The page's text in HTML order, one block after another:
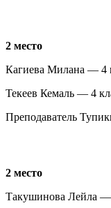
2 место
Кагиева Милана — 4
Текеев Кемаль — 4
Преподаватель
2 место
Такушинова Лейла —